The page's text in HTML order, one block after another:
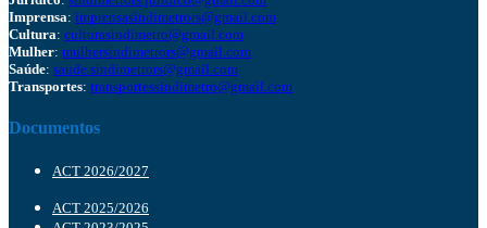
Imprensa: imprensasindimetrors@gmail.com
Cultura: culturasindimetro@gmail.com
Mulher: mulhersindimetrors@gmail.com
Saúde: saude.sindimetrors@gmail.com
Transportes: transportessindimetro@gmail.com
Documentos
ACT 2026/2027
ACT 2025/2026